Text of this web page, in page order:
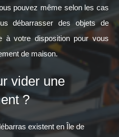
pouvez même selon les cas
débarrasser des objets de
à votre disposition pour vous
de maison.
vider une
?
existent en Île de